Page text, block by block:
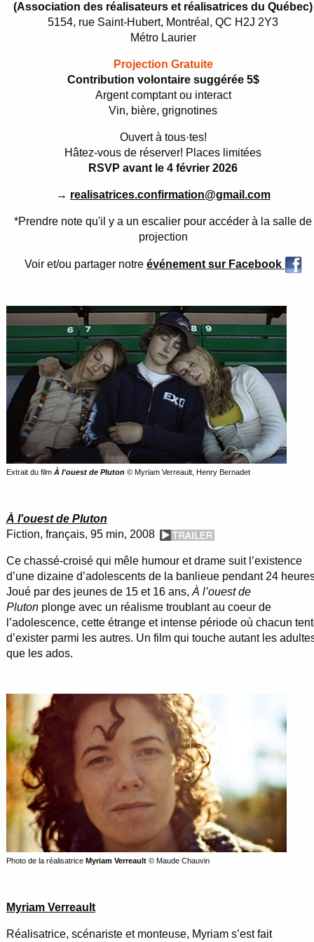
(Association des réalisateurs et réalisatrices du Québec)
5154, rue Saint-Hubert, Montréal, QC H2J 2Y3
Métro Laurier
Projection Gratuite
Contribution volontaire suggérée 5$
Argent comptant ou interact
Vin, bière, grignotines
Ouvert à tous·tes!
Hâtez-vous de réserver! Places limitées
RSVP avant le 4 février 2026
→ realisatrices.confirmation@gmail.com
*Prendre note qu'il y a un escalier pour accéder à la salle de
projection
Voir et/ou partager notre événement sur Facebook
Extrait du film À l'ouest de Pluton© Myriam Verreault, Henry Bernadet
À l'ouest de Pluton
Fiction, français, 95 min, 2008
Ce chassé-croisé qui mêle humour et drame suit l’existence
d’une dizaine d’adolescents de la banlieue pendant 24
Joué par des jeunes de 15 et 16 ans, À l’ouest de
Plutonplonge avec un réalisme troublant au coeur de
l’adolescence, cette étrange et intense période où chacun
d’exister parmi les autres. Un film qui touche autant les
que les ados.
Photo de la réalisatrice Myriam Verreault© Maude Chauvin
Myriam Verreault
Réalisatrice, scénariste et monteuse, Myriam s’est fait